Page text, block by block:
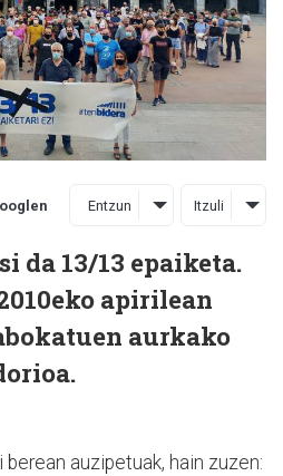
Entzun Itzuli
da 13/13 epaiketa.
apirilean
aurkako
auzipetuak, hain zuzen: